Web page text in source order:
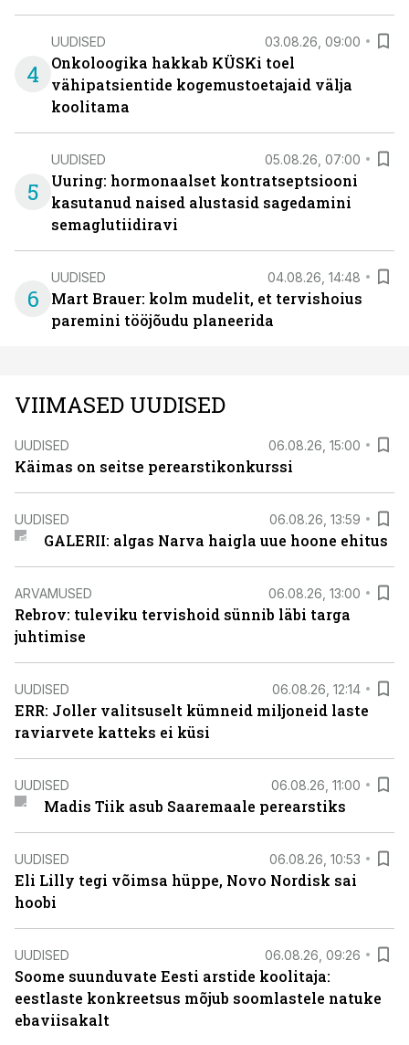
4
UUDISED 03.08.26, 09:00
Onkoloogika hakkab KÜSKi toel
vähipatsientide kogemustoetajaid välja
koolitama
5
UUDISED 05.08.26, 07:00
Uuring: hormonaalset kontratseptsiooni
kasutanud naised alustasid sagedamini
semaglutiidiravi
6
UUDISED 04.08.26, 14:48
Mart Brauer: kolm mudelit, et tervishoius
paremini tööjõudu planeerida
VIIMASED UUDISED
UUDISED 06.08.26, 15:00
Käimas on seitse perearstikonkurssi
UUDISED 06.08.26, 13:59
GALERII: algas Narva haigla uue hoone ehitus
ARVAMUSED 06.08.26, 13:00
Rebrov: tuleviku tervishoid sünnib läbi targa
juhtimise
UUDISED 06.08.26, 12:14
ERR: Joller valitsuselt kümneid miljoneid laste
raviarvete katteks ei küsi
UUDISED 06.08.26, 11:00
Madis Tiik asub Saaremaale perearstiks
UUDISED 06.08.26, 10:53
Eli Lilly tegi võimsa hüppe, Novo Nordisk sai
hoobi
UUDISED 06.08.26, 09:26
Soome suunduvate Eesti arstide koolitaja:
eestlaste konkreetsus mõjub soomlastele natuke
ebaviisakalt